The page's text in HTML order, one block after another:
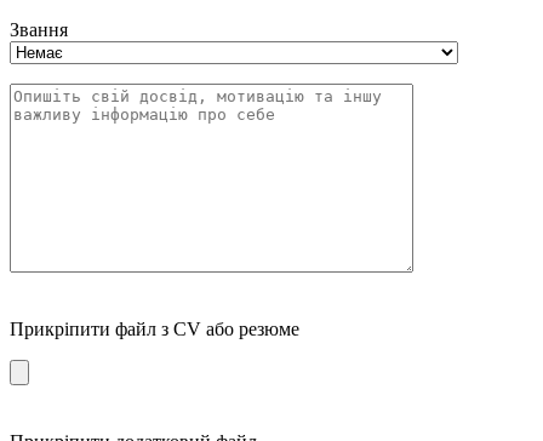
Звання
Прикріпити файл з CV або резюме